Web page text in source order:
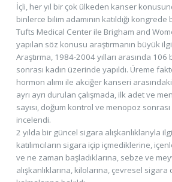
İçli, her yıl bir çok ülkeden kanser
binlerce bilim adamının katıldığı kongrede
Tufts Medical Center ile Brigham and
yapılan söz konusu araştırmanın büyük
Araştırma, 1984-2004 yılları arasında
sonrası kadın üzerinde yapıldı. Üreme
hormon alımı ile akciğer kanseri
ayrı ayrı durulan çalışmada, ilk adet ve
sayısı, doğum kontrol ve menopoz sonrası
incelendi.
2 yılda bir güncel sigara alışkanlıklarıyla
katılımcıların sigara içip içmediklerine,
ve ne zaman başladıklarına, sebze ve
alışkanlıklarına, kilolarına, çevresel sigara